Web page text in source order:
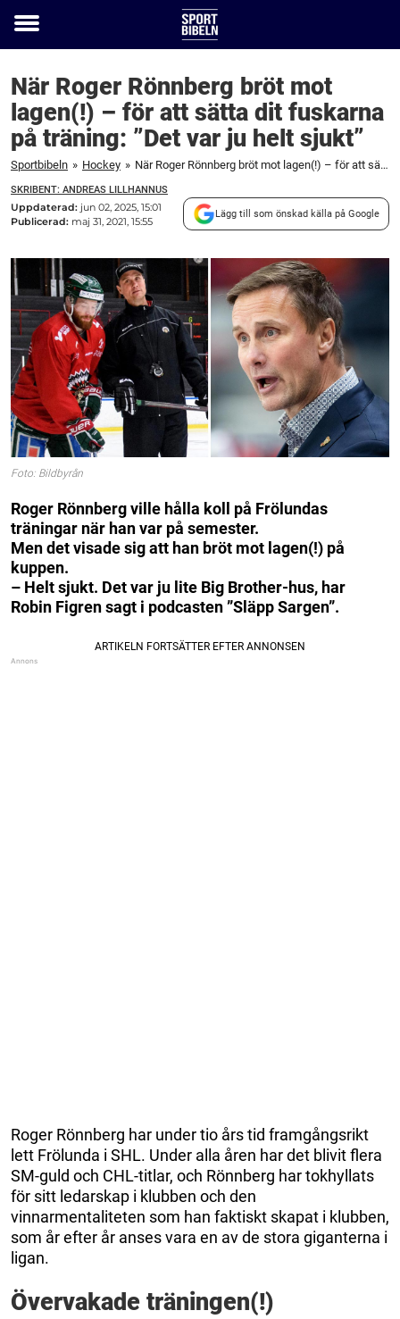
Toggle
När Roger Rönnberg bröt mot
lagen(!) – för att sätta dit fuskarna
på träning: ”Det var ju helt sjukt”
Sportbibeln » Hockey » När Roger Rönnberg bröt mot lagen(!) – för att sätta dit fuskarna på träning: ”Det var ju helt sjukt”
SKRIBENT: ANDREAS LILLHANNUS
Uppdaterad: jun 02, 2025, 15:01
Publicerad: maj 31, 2021, 15:55
Lägg till som önskad källa på Google
Foto: Bildbyrån
Roger Rönnberg ville hålla koll på Frölundas
träningar när han var på semester.
Men det visade sig att han bröt mot lagen(!) på
kuppen.
– Helt sjukt. Det var ju lite Big Brother-hus, har
Robin Figren sagt i podcasten ”Släpp Sargen”.
Roger Rönnberg har under tio års tid framgångsrikt
lett Frölunda i SHL. Under alla åren har det blivit flera
SM-guld och CHL-titlar, och Rönnberg har tokhyllats
för sitt ledarskap i klubben och den
vinnarmentaliteten som han faktiskt skapat i klubben,
som år efter år anses vara en av de stora giganterna i
ligan.
Övervakade träningen(!)